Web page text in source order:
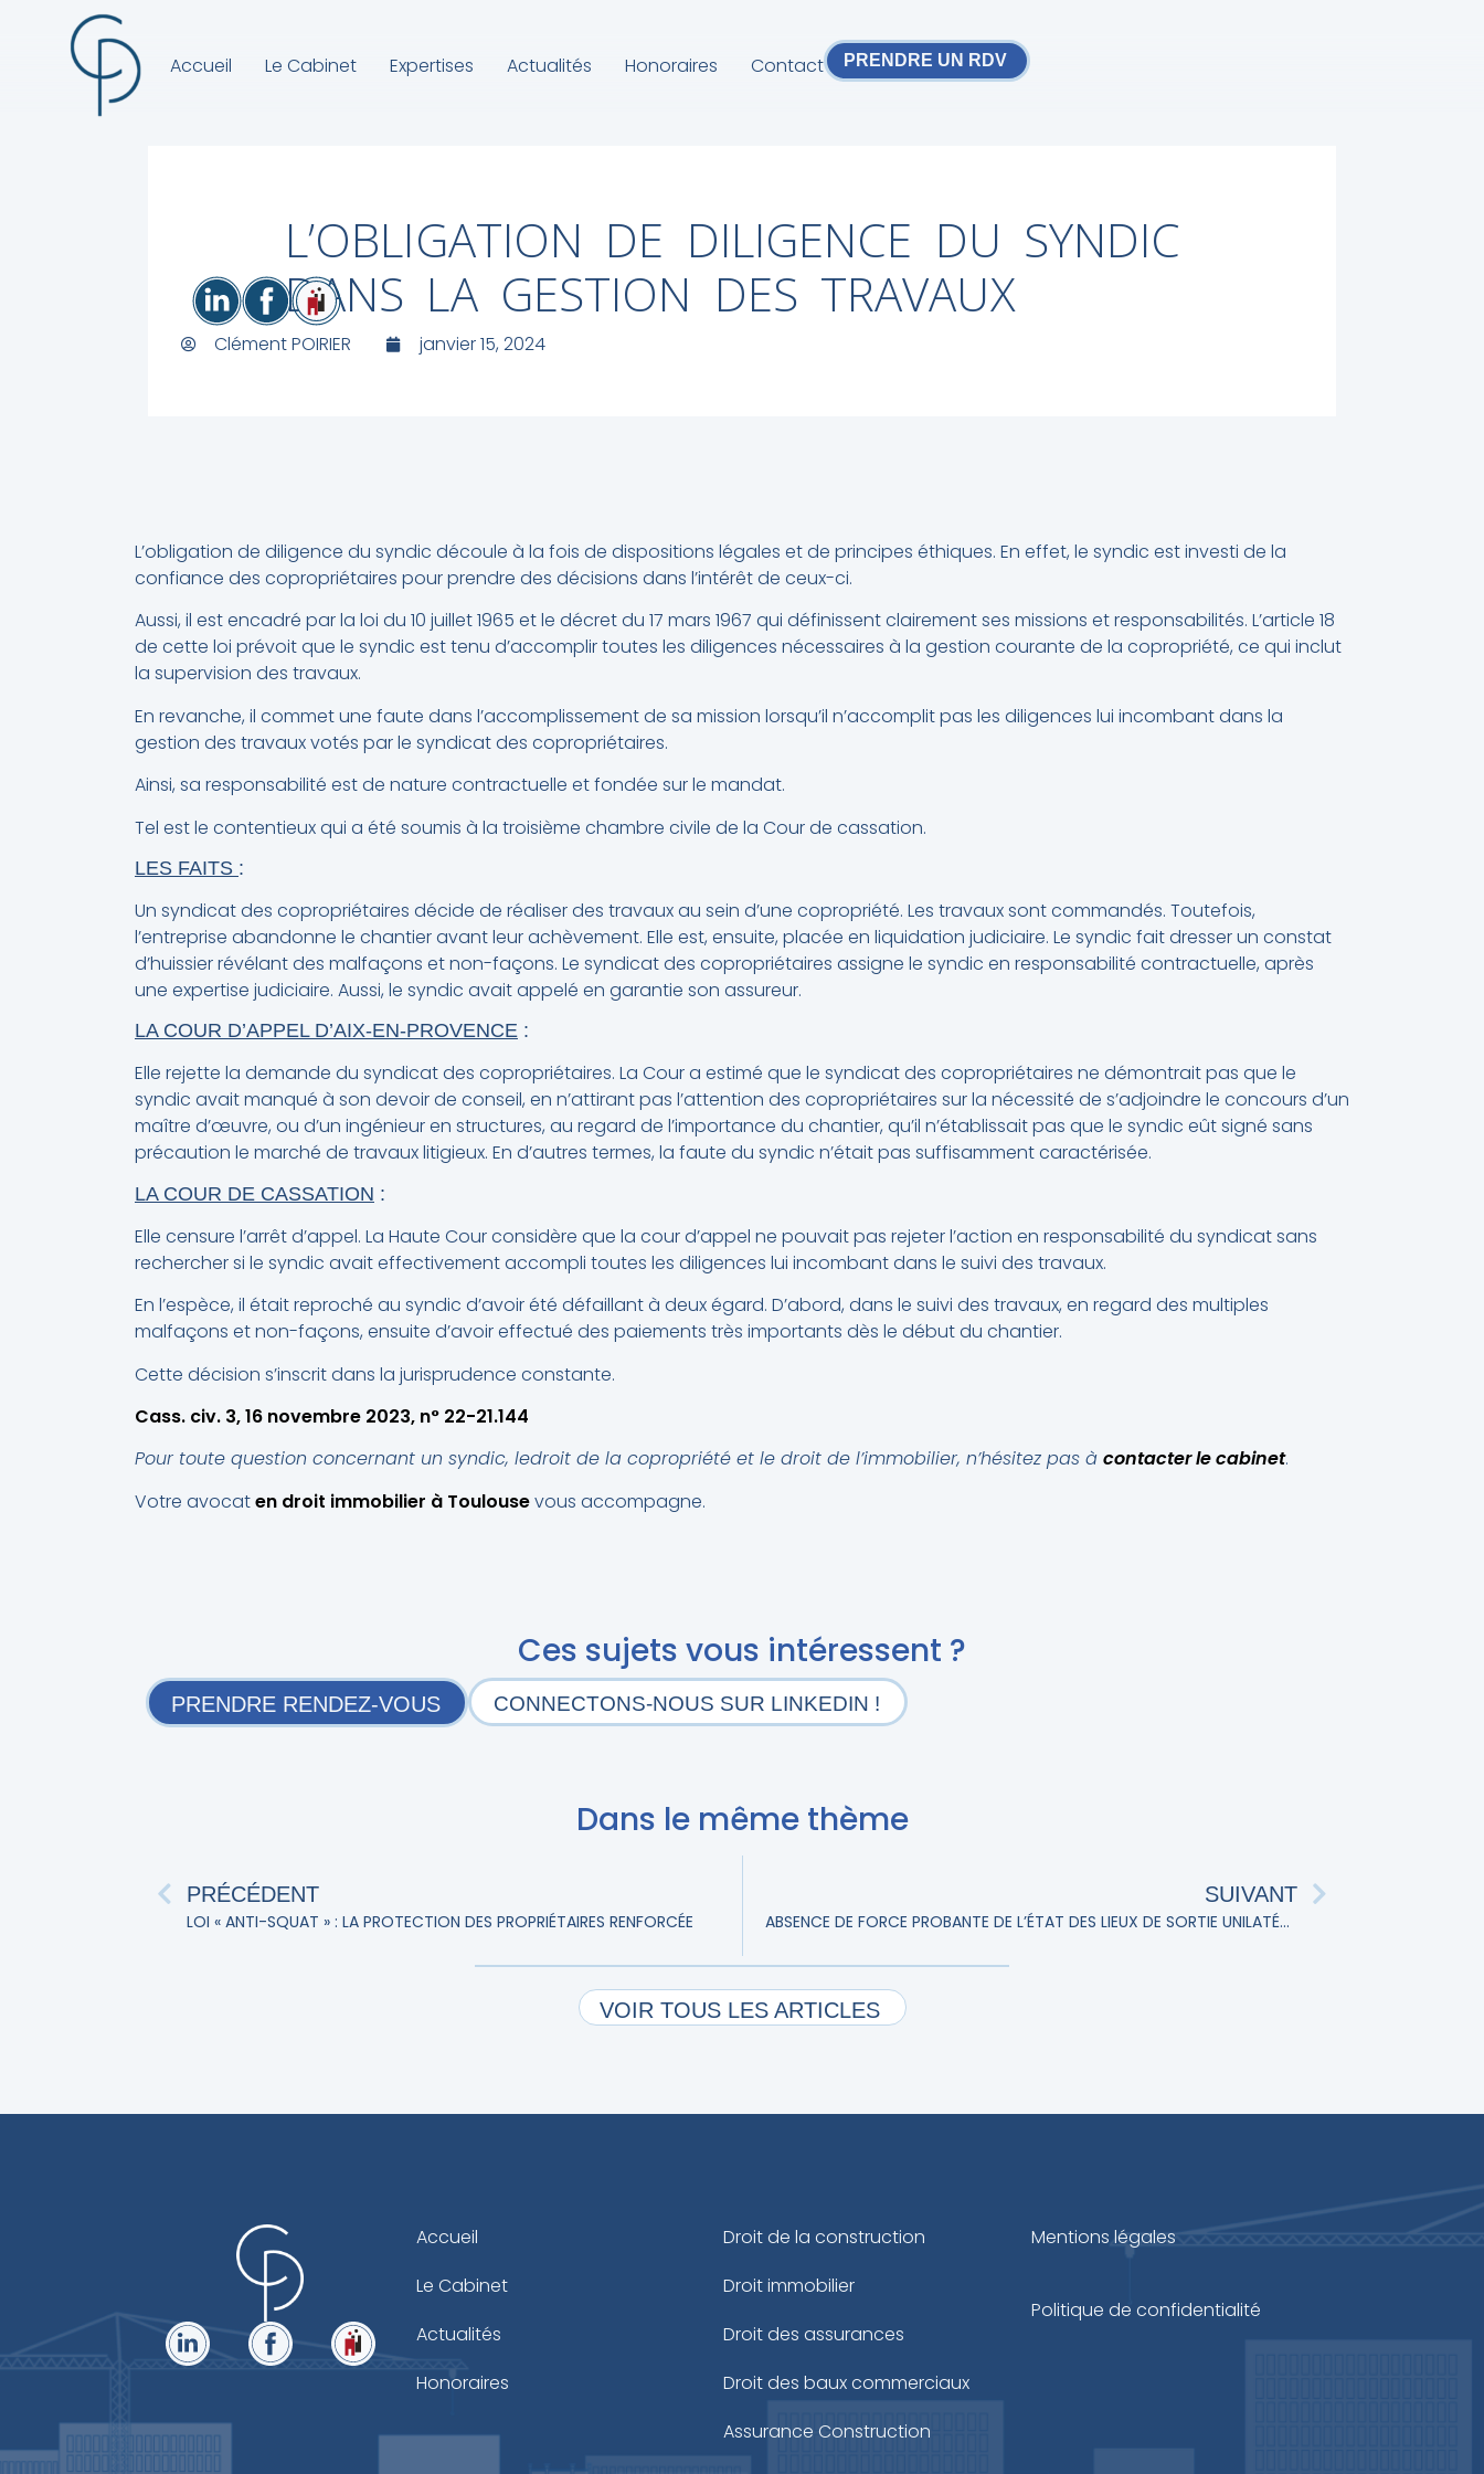
Accueil Le Cabinet Expertises Actualités Honoraires Contact PRENDRE UN RDV
L’OBLIGATION DE DILIGENCE DU SYNDIC
DANS LA GESTION DES TRAVAUX
Clément POIRIER janvier 15, 2024
L’obligation de diligence du syndic découle à la fois de dispositions légales et de principes éthiques. En effet, le syndic est investi de la
confiance des copropriétaires pour prendre des décisions dans l’intérêt de ceux-ci.
Aussi, il est encadré par la loi du 10 juillet 1965 et le décret du 17 mars 1967 qui définissent clairement ses missions et responsabilités. L’article 18
de cette loi prévoit que le syndic est tenu d’accomplir toutes les diligences nécessaires à la gestion courante de la copropriété, ce qui inclut
la supervision des travaux.
En revanche, il commet une faute dans l’accomplissement de sa mission lorsqu’il n’accomplit pas les diligences lui incombant dans la
gestion des travaux votés par le syndicat des copropriétaires.
Ainsi, sa responsabilité est de nature contractuelle et fondée sur le mandat.
Tel est le contentieux qui a été soumis à la troisième chambre civile de la Cour de cassation.
LES FAITS :
Un syndicat des copropriétaires décide de réaliser des travaux au sein d’une copropriété. Les travaux sont commandés. Toutefois,
l’entreprise abandonne le chantier avant leur achèvement. Elle est, ensuite, placée en liquidation judiciaire. Le syndic fait dresser un constat
d’huissier révélant des malfaçons et non-façons. Le syndicat des copropriétaires assigne le syndic en responsabilité contractuelle, après
une expertise judiciaire. Aussi, le syndic avait appelé en garantie son assureur.
LA COUR D’APPEL D’AIX-EN-PROVENCE :
Elle rejette la demande du syndicat des copropriétaires. La Cour a estimé que le syndicat des copropriétaires ne démontrait pas que le
syndic avait manqué à son devoir de conseil, en n’attirant pas l’attention des copropriétaires sur la nécessité de s’adjoindre le concours d’un
maître d’œuvre, ou d’un ingénieur en structures, au regard de l’importance du chantier, qu’il n’établissait pas que le syndic eût signé sans
précaution le marché de travaux litigieux. En d’autres termes, la faute du syndic n’était pas suffisamment caractérisée.
LA COUR DE CASSATION :
Elle censure l’arrêt d’appel. La Haute Cour considère que la cour d’appel ne pouvait pas rejeter l’action en responsabilité du syndicat sans
rechercher si le syndic avait effectivement accompli toutes les diligences lui incombant dans le suivi des travaux.
En l’espèce, il était reproché au syndic d’avoir été défaillant à deux égard. D’abord, dans le suivi des travaux, en regard des multiples
malfaçons et non-façons, ensuite d’avoir effectué des paiements très importants dès le début du chantier.
Cette décision s’inscrit dans la jurisprudence constante.
Cass. civ. 3, 16 novembre 2023, n° 22-21.144
Pour toute question concernant un syndic, ledroit de la copropriété et le droit de l’immobilier, n’hésitez pas à contacter le cabinet.
Votre avocaten droit immobilier à Toulousevous accompagne.
Ces sujets vous intéressent ?
PRENDRE RENDEZ-VOUS CONNECTONS-NOUS SUR LINKEDIN !
Dans le même thème
PRÉCÉDENT
LOI « ANTI-SQUAT » : LA PROTECTION DES PROPRIÉTAIRES RENFORCÉE
SUIVANT
ABSENCE DE FORCE PROBANTE DE L’ÉTAT DES LIEUX DE SORTIE UNILATÉRAL
VOIR TOUS LES ARTICLES
Accueil
Le Cabinet
Actualités
Honoraires
Droit de la construction
Droit immobilier
Droit des assurances
Droit des baux commerciaux
Assurance Construction
Mentions légales
Politique de confidentialité